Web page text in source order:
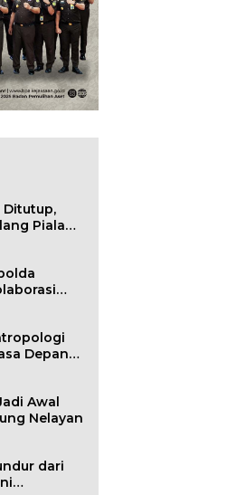
Ditutup,
Piala
Depan
Awal
Nelayan
dari